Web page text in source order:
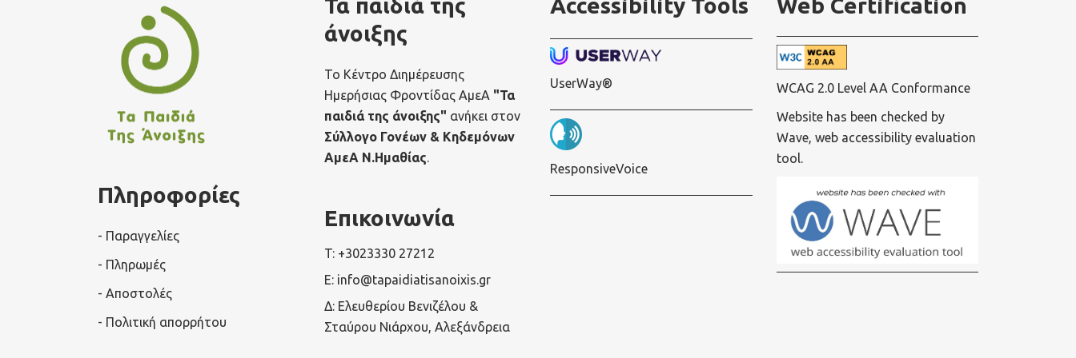
Πληροφορίες
- Παραγγελίες
- Πληρωμές
- Αποστολές
- Πολιτική απορρήτου
Τα παιδιά της
άνοιξης
Το Κέντρο Διημέρευσης
Ημερήσιας Φροντίδας ΑμεΑ "Τα
παιδιά της άνοιξης" ανήκει στον
Σύλλογο Γονέων & Κηδεμόνων
ΑμεΑ Ν.Ημαθίας.
Επικοινωνία
T: +3023330 27212
E: info@tapaidiatisanoixis.gr
Δ: Ελευθερίου Βενιζέλου &
Σταύρου Νιάρχου, Αλεξάνδρεια
Accessibility Tools
UserWay®
ResponsiveVoice
Web Certification
WCAG 2.0 Level AA Conformance
Website has been checked by
Wave, web accessibility evaluation
tool.